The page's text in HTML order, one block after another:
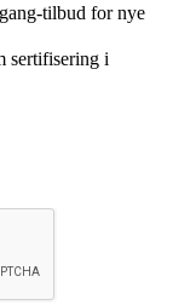
tilbud for nye
sertifisering i